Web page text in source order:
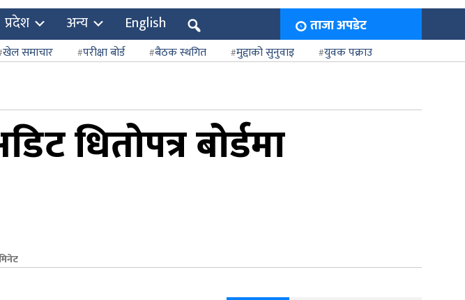
प्रदेश अन्य English ताजा अपडेट
खेल समाचार परीक्षा बोर्ड बैठक स्थगित मुद्दाको सुनुवाइ
युवक पक्राउ
धितोपत्र बोर्डमा